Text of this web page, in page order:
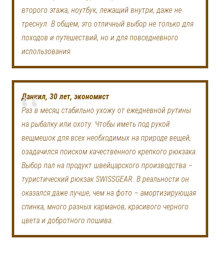
второго этажа, ноутбук, лежащий внутри, даже не
треснул. В общем, это отличный выбор не только для
походов и путешествий, но и для повседневного
использования.
Даниил, 30 лет, экономист
Раз в месяц стабильно ухожу от ежедневной рутины
на рыбалку или охоту. Чтобы иметь под рукой
вещмешок для всех необходимых на природе вещей,
озадачился поиском качественного крепкого рюкзака.
Выбор пал на продукт швейцарского производства –
туристический рюкзак SWISSGEAR. В реальности он
оказался даже лучше, чем на фото – амортизирующая
спинка, много разных карманов, красивого черного
цвета и добротного пошива.